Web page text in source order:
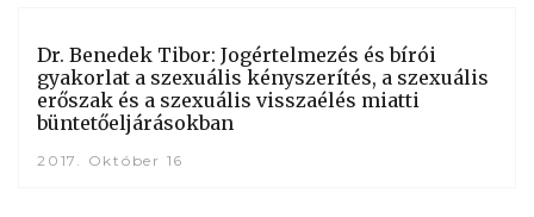
Dr. Benedek Tibor: Jogértelmezés és bírói
gyakorlat a szexuális kényszerítés, a szexuális
erőszak és a szexuális visszaélés miatti
büntetőeljárásokban
2017. Október 16